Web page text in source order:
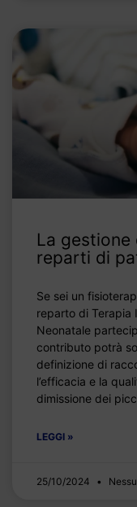
La
reparti di
Se sei un
reparto di Terapia
Neonatale
contributo potrà
definizione di
l’efficacia e la
dimissione dei
LEGGI »
25/10/2024